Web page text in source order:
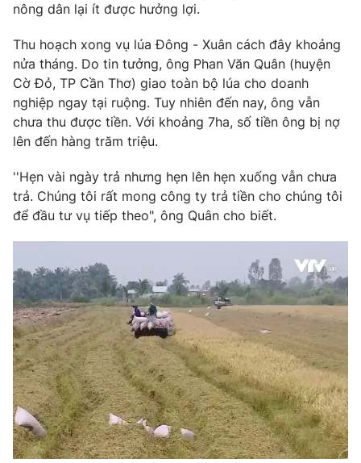
Góc doanh nghiệp
Truyền hình
Phim VTV
Hậu trường
Nhân vật
Khán giả
Giải sao mai
Giải trí
Điện ảnh
Âm nhạc
Đời sống
Du lịch
Làm đẹp
Chất lượng cuộc sống
Tuyển sinh
Học trực tuyến
Công nghệ
Hitech Công nghệ tương lai
Sản phẩm
Thị trường
Tư vấn
Lịch phát sóng
Chuyên mục khác
Emagazine Podcast
Photo Infographic
nông dân lại ít được hưởng lợi.
Thu hoạch xong vụ lúa Đông - Xuân cách đây khoảng
nửa tháng. Do tin tưởng, ông Phan Văn Quân (huyện
Cờ Đỏ, TP Cần Thơ) giao toàn bộ lúa cho doanh
nghiệp ngay tại ruộng. Tuy nhiên đến nay, ông vẫn
chưa thu được tiền. Với khoảng 7ha, số tiền ông bị nợ
lên đến hàng trăm triệu.
''Hẹn vài ngày trả nhưng hẹn lên hẹn xuống vẫn chưa
trả. Chúng tôi rất mong công ty trả tiền cho chúng tôi
để đầu tư vụ tiếp theo", ông Quân cho biết.